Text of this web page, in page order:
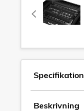
Specifikation
Beskrivning